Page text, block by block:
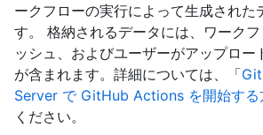
ークフローの実行によって生成された
す。 格納されるデータには、ワーク
ッシュ、およびユーザーがアップロー
が含まれます。詳細については、「
Server で GitHub Actions を開始する
ください。